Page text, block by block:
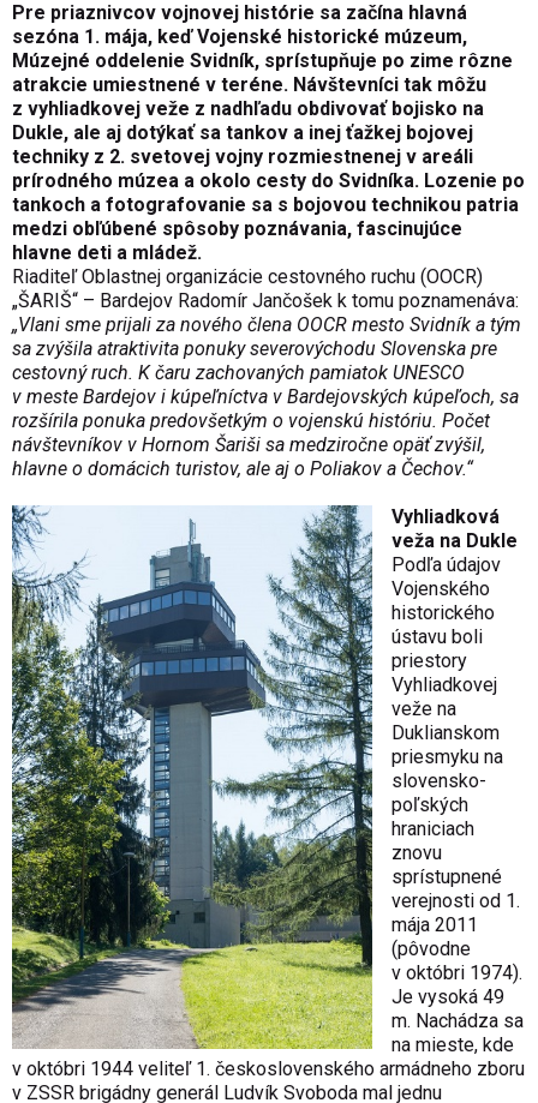
Pre priaznivcov vojnovej histórie sa začína hlavná
sezóna 1. mája, keď Vojenské historické múzeum,
Múzejné oddelenie Svidník, sprístupňuje po zime rôzne
atrakcie umiestnené v teréne. Návštevníci tak môžu
z vyhliadkovej veže z nadhľadu obdivovať bojisko na
Dukle, ale aj dotýkať sa tankov a inej ťažkej bojovej
techniky z 2. svetovej vojny rozmiestnenej v areáli
prírodného múzea a okolo cesty do Svidníka. Lozenie po
tankoch a fotografovanie sa s bojovou technikou patria
medzi obľúbené spôsoby poznávania, fascinujúce
hlavne deti a mládež.
RiaditeľOblastnej organizácie cestovného ruchu (OOCR)
„ŠARIŠ“ – Bardejov Radomír Jančošek k tomu poznamenáva:
„Vlani sme prijali za nového člena OOCR mesto Svidník a tým
sa zvýšila atraktivita ponuky severovýchodu Slovenska pre
cestovný ruch. K čaru zachovaných pamiatok UNESCO
v meste Bardejov i kúpeľníctva v Bardejovských kúpeľoch, sa
rozšírila ponuka predovšetkým o vojenskú históriu. Počet
návštevníkov v Hornom Šariši sa medziročne opäť zvýšil,
hlavne o domácich turistov, ale aj o Poliakov a Čechov.“
Vyhliadková
veža na Dukle
Podľa údajov
Vojenského
historického
ústavu boli
priestory
Vyhliadkovej
veže na
Duklianskom
priesmyku na
slovensko-
poľských
hraniciach
znovu
sprístupnené
verejnosti od 1.
mája 2011
(pôvodne
v októbri 1974).
Je vysoká 49
m. Nachádza sa
na mieste, kde
v októbri 1944 veliteľ 1. československého armádneho zboru
v ZSSR brigádny generál Ludvík Svoboda mal jednu